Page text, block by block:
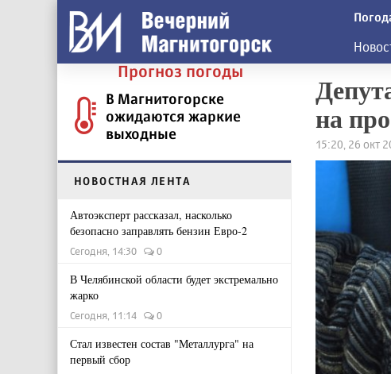
Прогноз погоды
В Магнитогорске
ожидаются жаркие
выходные
НОВОСТНАЯ ЛЕНТА
Автоэксперт рассказал, насколько
безопасно заправлять бензин Евро-2
Сегодня, 14:30 0
В Челябинской области будет экстремально
жарко
Сегодня, 11:14 0
Стал известен состав "Металлурга" на
первый сбор
на
15:20, 26 окт